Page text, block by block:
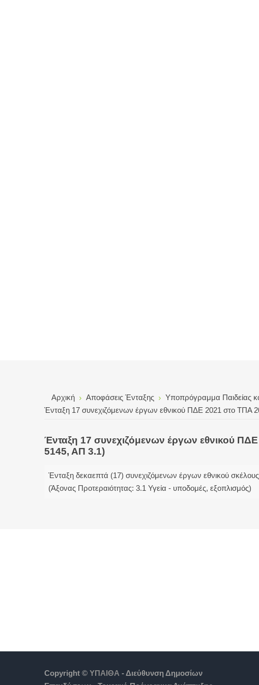
Αρχική Αποφάσεις Ένταξης
Υποπρόγραμμα Παιδείας
Ένταξη 17 συνεχιζόμενων έργων εθνικού ΠΔΕ 2021 στο ΤΠΑ
Ένταξη 17 συνεχιζόμενων έργων εθνικού
5145, ΑΠ 3.1)
Ένταξη δεκαεπτά (17) συνεχιζόμενων έργων εθνικού
(Άξονας Προτεραιότητας: 3.1 Υγεία - υποδομές, εξοπλισμός)
Copyright © ΥΠΑΙΘΑ - Διεύθυνση Δημοσίων